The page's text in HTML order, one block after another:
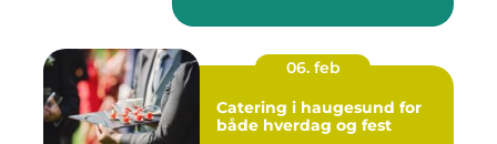
06. feb
Catering i haugesund for
både hverdag og fest